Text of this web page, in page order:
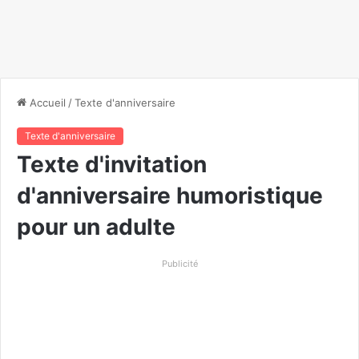
Accueil /Texte d'anniversaire
Texte d'anniversaire
Texte d'invitation
d'anniversaire humoristique
pour un adulte
Publicité